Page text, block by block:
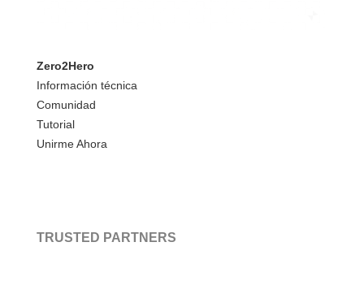
Zero2Hero
Información técnica
Comunidad
Tutorial
Unirme Ahora
TRUSTED PARTNERS